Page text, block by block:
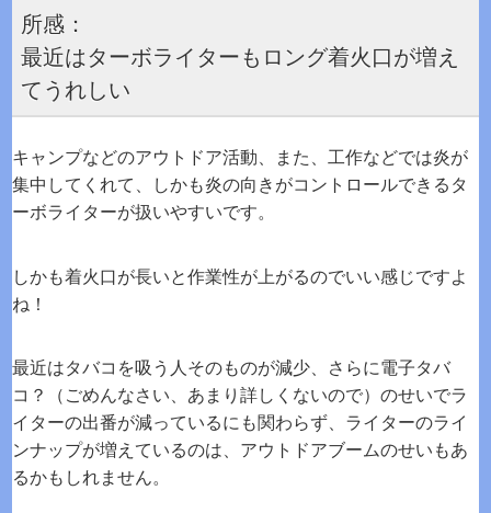
所感：
最近はターボライターもロング着火口が増え
てうれしい
キャンプなどのアウトドア活動、また、工作などでは炎が
集中してくれて、しかも炎の向きがコントロールできるタ
ーボライターが扱いやすいです。
しかも着火口が長いと作業性が上がるのでいい感じですよ
ね！
最近はタバコを吸う人そのものが減少、さらに電子タバ
コ？（ごめんなさい、あまり詳しくないので）のせいでラ
イターの出番が減っているにも関わらず、ライターのライ
ンナップが増えているのは、アウトドアブームのせいもあ
るかもしれません。